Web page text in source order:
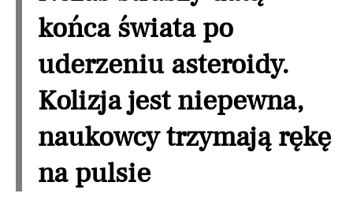
końca świata po
uderzeniu asteroidy.
Kolizja jest niepewna,
naukowcy trzymają rękę
na pulsie